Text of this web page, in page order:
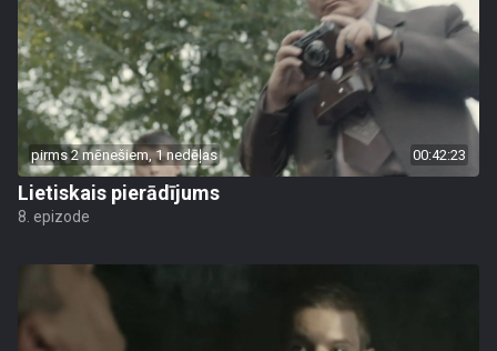
pirms 2 mēnešiem, 1 nedēļas 00:42:23
Lietiskais pierādījums
8. epizode